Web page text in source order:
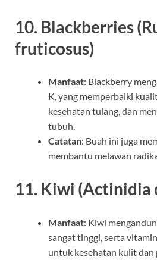
10. Blackberries
fruticosus)
Manfaat: Blackberry
K, yang memperbaiki
kesehatan tulang, dan
tubuh.
Catatan: Buah ini juga
membantu melawan
11. Kiwi (Actinidia
Manfaat: Kiwi
sangat tinggi, serta
untuk kesehatan kulit dan